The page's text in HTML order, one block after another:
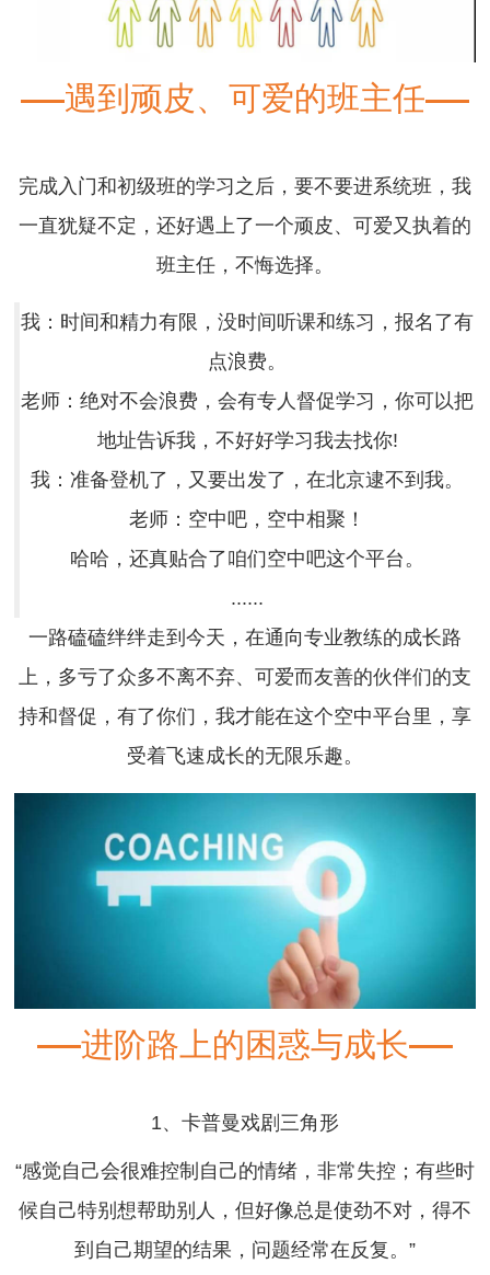
遇到顽皮、可爱的班主任
完成入门和初级班的学习之后，要不要进系统班，我
一直犹疑不定，还好遇上了一个顽皮、可爱又执着的
班主任，不悔选择。
我：时间和精力有限，没时间听课和练习，报名了有
点浪费。
老师：绝对不会浪费，会有专人督促学习，你可以把
地址告诉我，不好好学习我去找你!
我：准备登机了，又要出发了，在北京逮不到我。
老师：空中吧，空中相聚！
哈哈，还真贴合了咱们空中吧这个平台。
......
一路磕磕绊绊走到今天，在通向专业教练的成长路
上，多亏了众多不离不弃、可爱而友善的伙伴们的支
持和督促，有了你们，我才能在这个空中平台里，享
受着飞速成长的无限乐趣。
进阶路上的困惑与成长
1、卡普曼戏剧三角形
“感觉自己会很难控制自己的情绪，非常失控；有些时
候自己特别想帮助别人，但好像总是使劲不对，得不
到自己期望的结果，问题经常在反复。”